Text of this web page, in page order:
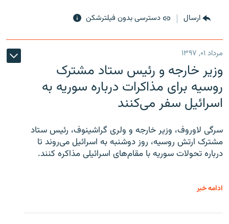
ارسال دسترسی بدون فیلترشکن
مرداد ۰۱, ۱۳۹۷
وزیر خارجه و رئیس‌ ستاد مشترک
روسیه برای مذاکرات درباره سوریه به
اسرائیل سفر می‌کنند
سرگی لاوروف، وزیر خارجه و ولری گراشینوف، رئیس ستاد
مشترک ارتش روسیه، روز دوشنبه به اسرائیل می‌روند تا
درباره تحولات سوریه با مقام‌های اسرائیلی مذاکره کنند.
ادامه خبر